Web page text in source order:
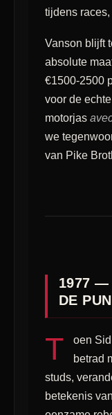
tijdens
Vanson blijft
absolute
€1500-2500
voor de
motorjas
we
van Pike
1977 —
DE
T
oen
betrad
studs,
betekenis